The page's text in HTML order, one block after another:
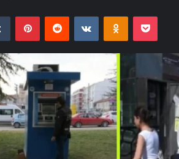
Tumblr PinterestReddit VKontakteOdnoklassniki
Pocket